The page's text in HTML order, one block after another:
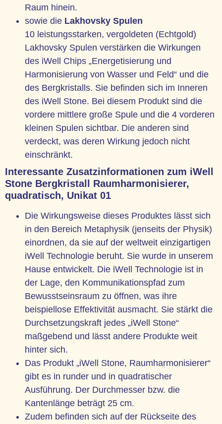
Raum hinein.
sowie die Lakhovsky Spulen
10 leistungsstarken, vergoldeten (Echtgold)
Lakhovsky Spulen verstärken die Wirkungen
des iWell Chips „Energetisierung und
Harmonisierung von Wasser und Feld“ und die
des Bergkristalls. Sie befinden sich im Inneren
des iWell Stone. Bei diesem Produkt sind die
vordere mittlere große Spule und die 4 vorderen
kleinen Spulen sichtbar. Die anderen sind
verdeckt, was deren Wirkung jedoch nicht
einschränkt.
Interessante Zusatzinformationen zum iWell
Stone Bergkristall Raumharmonisierer,
quadratisch, Unikat 01
Die Wirkungsweise dieses Produktes lässt sich
in den Bereich Metaphysik (jenseits der Physik)
einordnen, da sie auf der weltweit einzigartigen
iWell Technologie beruht. Sie wurde in unserem
Hause entwickelt. Die iWell Technologie ist in
der Lage, den Kommunikationspfad zum
Bewusstseinsraum zu öffnen, was ihre
beispiellose Effektivität ausmacht. Sie stärkt die
Durchsetzungskraft jedes „iWell Stone“
maßgebend und lässt andere Produkte weit
hinter sich.
Das Produkt „iWell Stone, Raumharmonisierer“
gibt es in runder und in quadratischer
Ausführung. Der Durchmesser bzw. die
Kantenlänge beträgt 25 cm.
Zudem befinden sich auf der Rückseite des